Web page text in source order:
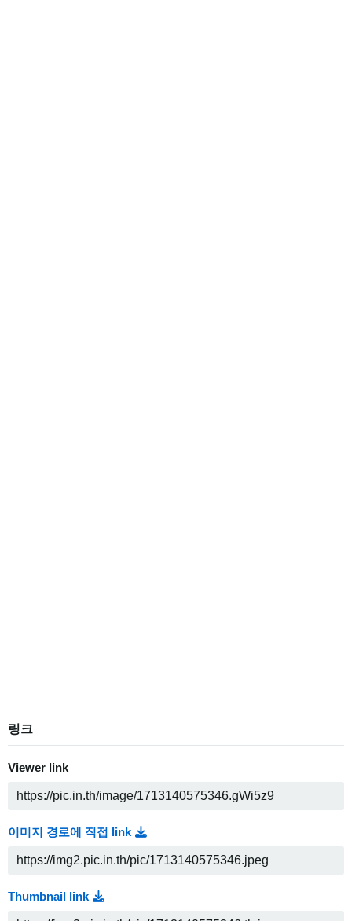
링크
Viewer link
이미지 경로에 직접 link
Thumbnail link